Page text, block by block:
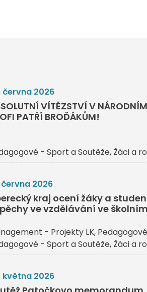
června 2026
VÍTĚZSTVÍ V
PATŘÍ BROĎÁKŮM!
- Sport a Soutěže Žáci a
června 2026
kraj ocení žáky a
ve vzdělávání ve
- Projekty LK
- Sport a Soutěže Žáci a
května 2026